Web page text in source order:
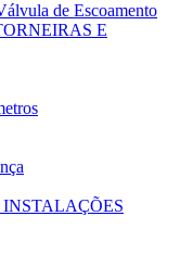
de Escoamento
E